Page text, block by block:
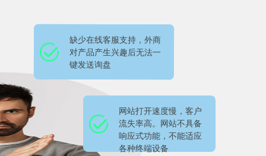
缺少在线客服支持，外商
对产品产生兴趣后无法一
键发送询盘
网站是展示型，而非营销
型，缺乏SEO相关功能设
置，不利于后期优化排名
网站打开速度慢，客户
流失率高。网站不具备
响应式功能，不能适应
各种终端设备